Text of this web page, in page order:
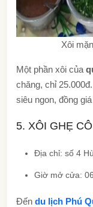
Xôi
Một phần xôi của
chăng, chỉ
siêu ngon, đồng
5. XÔI GHẸ
Địa chỉ: số 4
Giờ mở cửa:
Đến du lịch Phú